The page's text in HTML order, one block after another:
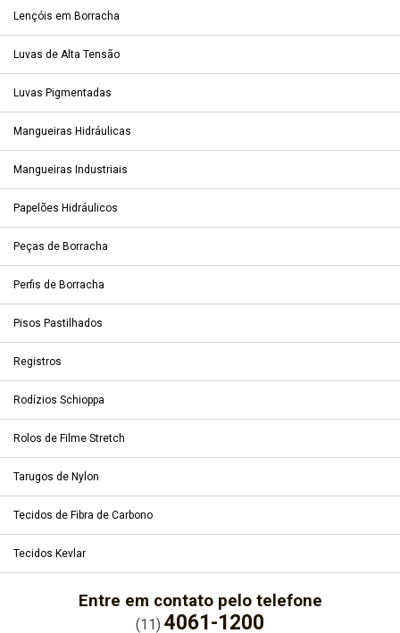
Lençóis em Borracha
Luvas de Alta Tensão
Luvas Pigmentadas
Mangueiras Hidráulicas
Mangueiras Industriais
Papelões Hidráulicos
Peças de Borracha
Perfis de Borracha
Pisos Pastilhados
Registros
Rodízios Schioppa
Rolos de Filme Stretch
Tarugos de Nylon
Tecidos de Fibra de Carbono
Tecidos Kevlar
Entre em contato pelo telefone
(11) 4061-1200